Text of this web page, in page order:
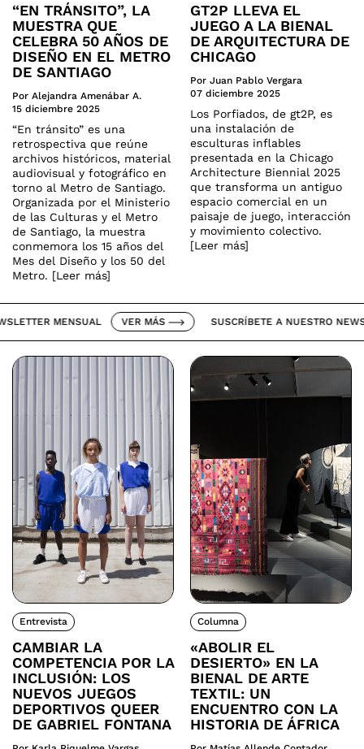
“EN TRÁNSITO”, LA
MUESTRA QUE
CELEBRA 50 AÑOS DE
DISEÑO EN EL METRO
DE SANTIAGO
Por Alejandra Amenábar A.
15 diciembre 2025
“En tránsito” es una
retrospectiva que reúne
archivos históricos, material
audiovisual y fotográfico en
torno al Metro de Santiago.
Organizada por el Ministerio
de las Culturas y el Metro
de Santiago, la muestra
conmemora los 15 años del
Mes del Diseño y los 50 del
Metro. [Leer más]
GT2P LLEVA EL
JUEGO A LA BIENAL
DE ARQUITECTURA DE
CHICAGO
Por Juan Pablo Vergara
07 diciembre 2025
Los Porfiados, de gt2P, es
una instalación de
esculturas inflables
presentada en la Chicago
Architecture Biennial 2025
que transforma un antiguo
espacio comercial en un
paisaje de juego, interacción
y movimiento colectivo.
[Leer más]
MENSUAL VER MÁS SUSCRÍBETE A NUESTRO
Entrevista
CAMBIAR LA
COMPETENCIA POR LA
INCLUSIÓN: LOS
NUEVOS JUEGOS
DEPORTIVOS QUEER
DE GABRIEL FONTANA
Columna
«ABOLIR EL
DESIERTO» EN LA
BIENAL DE ARTE
TEXTIL: UN
ENCUENTRO CON LA
HISTORIA DE ÁFRICA